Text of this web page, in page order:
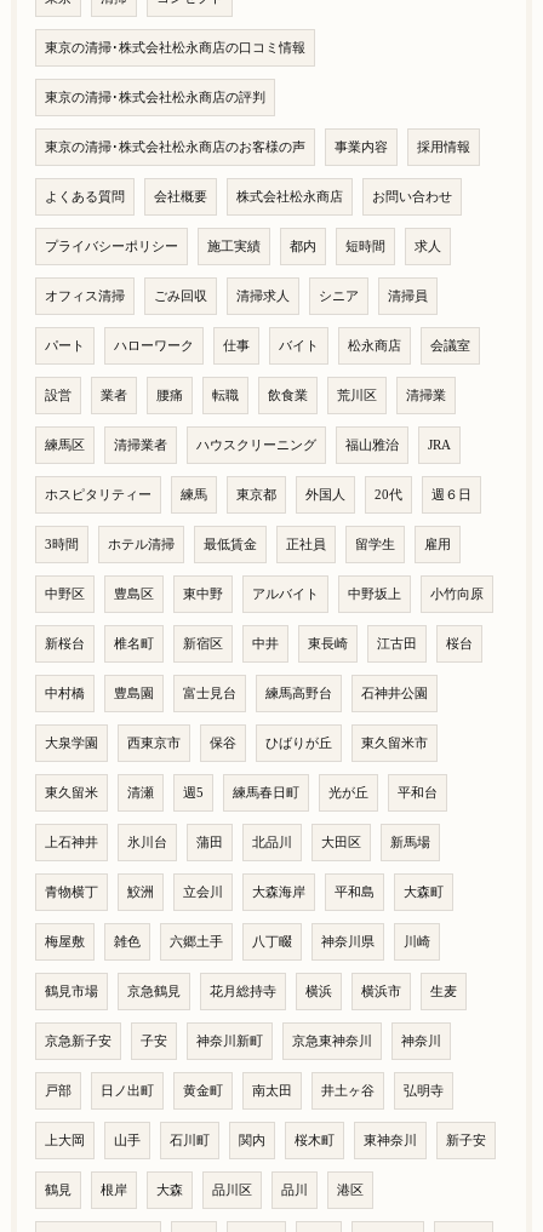
東京の清掃･株式会社松永商店の口コミ情報
東京の清掃･株式会社松永商店の評判
東京の清掃･株式会社松永商店のお客様の声 事業内容 採用情報
よくある質問 会社概要 株式会社松永商店 お問い合わせ
プライバシーポリシー 施工実績 都内 短時間 求人
オフィス清掃 ごみ回収 清掃求人 シニア 清掃員
パート ハローワーク 仕事 バイト 松永商店 会議室
設営 業者 腰痛 転職 飲食業 荒川区 清掃業
練馬区 清掃業者 ハウスクリーニング 福山雅治 JRA
ホスピタリティー 練馬 東京都 外国人 20代 週６日
3時間 ホテル清掃 最低賃金 正社員 留学生 雇用
中野区 豊島区 東中野 アルバイト 中野坂上 小竹向原
新桜台 椎名町 新宿区 中井 東長崎 江古田 桜台
中村橋 豊島園 富士見台 練馬高野台 石神井公園
大泉学園 西東京市 保谷 ひばりが丘 東久留米市
東久留米 清瀬 週5 練馬春日町 光が丘 平和台
上石神井 氷川台 蒲田 北品川 大田区 新馬場
青物横丁 鮫洲 立会川 大森海岸 平和島 大森町
梅屋敷 雑色 六郷土手 八丁畷 神奈川県 川崎
鶴見市場 京急鶴見 花月総持寺 横浜 横浜市 生麦
京急新子安 子安 神奈川新町 京急東神奈川 神奈川
戸部 日ノ出町 黄金町 南太田 井土ヶ谷 弘明寺
上大岡 山手 石川町 関内 桜木町 東神奈川 新子安
鶴見 根岸 大森 品川区 品川 港区